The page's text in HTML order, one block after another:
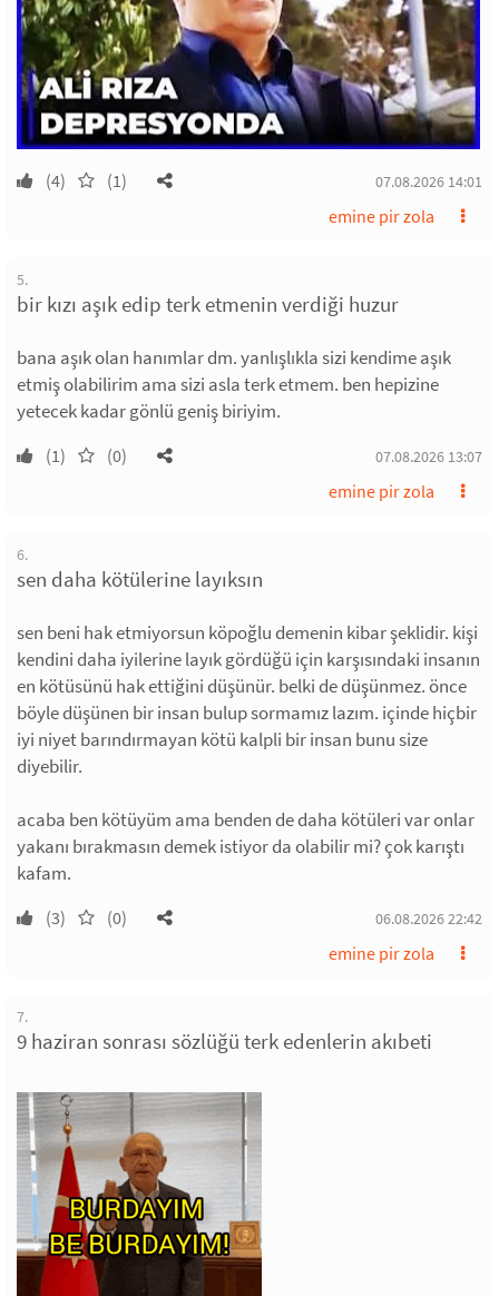
(4) (1) 07.08.2026 14:01
emine pir zola
5.
bir kızı aşık edip terk etmenin verdiği huzur
bana aşık olan hanımlar dm. yanlışlıkla sizi kendime aşık
etmiş olabilirim ama sizi asla terk etmem. ben hepizine
yetecek kadar gönlü geniş biriyim.
(1) (0) 07.08.2026 13:07
emine pir zola
6.
sen daha kötülerine layıksın
sen beni hak etmiyorsun köpoğlu demenin kibar şeklidir. kişi
kendini daha iyilerine layık gördüğü için karşısındaki insanın
en kötüsünü hak ettiğini düşünür. belki de düşünmez. önce
böyle düşünen bir insan bulup sormamız lazım. içinde hiçbir
iyi niyet barındırmayan kötü kalpli bir insan bunu size
diyebilir.
acaba ben kötüyüm ama benden de daha kötüleri var onlar
yakanı bırakmasın demek istiyor da olabilir mi? çok karıştı
kafam.
(3) (0) 06.08.2026 22:42
emine pir zola
7.
9 haziran sonrası sözlüğü terk edenlerin akıbeti